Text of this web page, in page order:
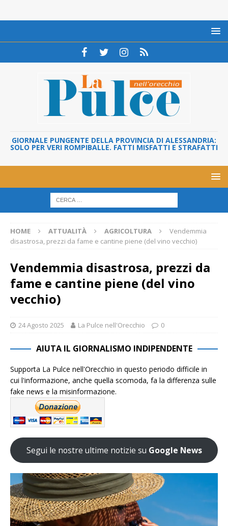
GIORNALE PUNGENTE DELLA PROVINCIA DI ALESSANDRIA:
SOLO PER VERI ROMPIBALLE. FATTI MISFATTI E STRAFATTI
HOME ATTUALITÀ AGRICOLTURA
Vendemmia
disastrosa, prezzi da fame e cantine piene (del vino vecchio)
Vendemmia disastrosa, prezzi da
fame e cantine piene (del vino
vecchio)
24 Agosto 2025 La Pulce nell'Orecchio 0
AIUTA IL GIORNALISMO INDIPENDENTE
Supporta La Pulce nell'Orecchio in questo periodo difficile in
cui l'informazione, anche quella scomoda, fa la differenza sulle
fake news e la misinformazione.
Segui le nostre ultime notizie su Google News